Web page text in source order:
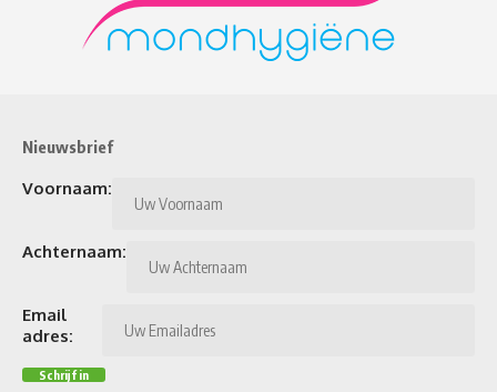
Nieuwsbrief
Voornaam:
Achternaam:
Email
adres: